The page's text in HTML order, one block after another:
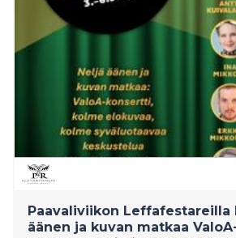
Paavaliviikon Leffafestareilla
äänen ja kuvan matkaa